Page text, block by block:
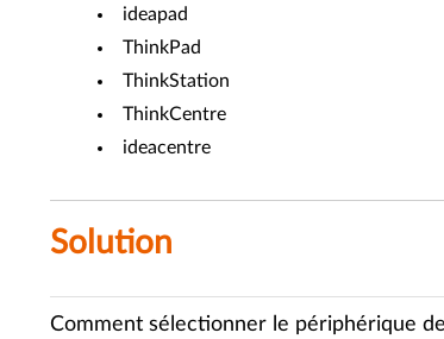
ideapad
ThinkPad
ThinkStation
ThinkCentre
ideacentre
Solution
Comment sélectionner le périphérique